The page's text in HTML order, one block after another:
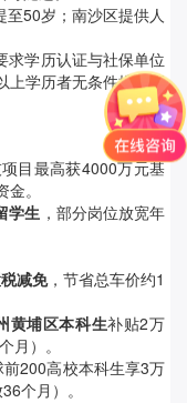
50岁；南沙区提供人
求学历认证与社保单位
上学历者无条件携家属
目最高获4000万元基
。
学生 ，部分岗位放宽年
减免，节省总车价约1
黄埔区本科生补贴2万
月）。
前200高校本科生享3万
个月）。